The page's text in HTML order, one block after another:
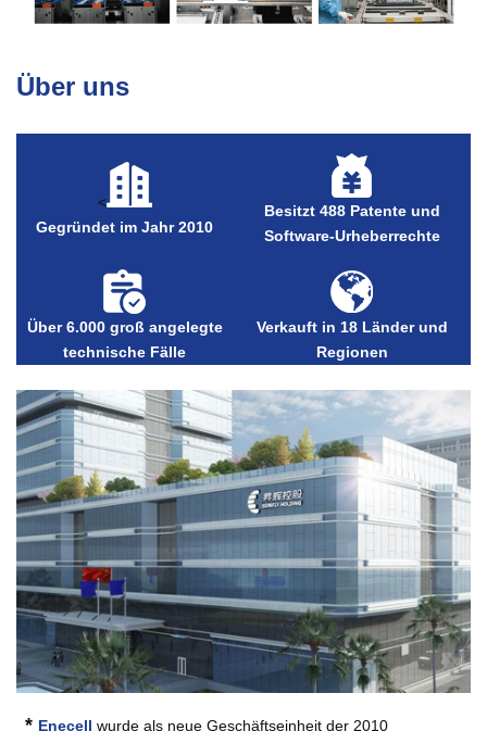
Über uns
<
Gegründet im Jahr 2010
Besitzt 488 Patente und
Software-Urheberrechte
Über 6.000 groß angelegte
technische Fälle
Verkauft in 18 Länder und
Regionen
* Enecellwurde als neue Geschäftseinheit der 2010